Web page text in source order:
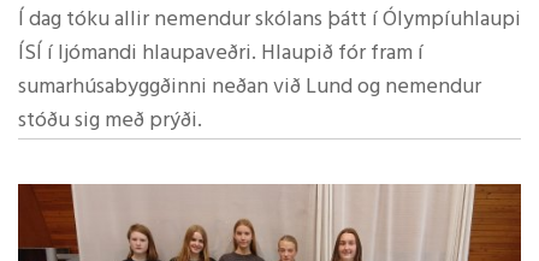
Í dag tóku allir nemendur skólans þátt í Ólympíuhlaupi
ÍSÍ í ljómandi hlaupaveðri. Hlaupið fór fram í
sumarhúsabyggðinni neðan við Lund og nemendur
stóðu sig með prýði.